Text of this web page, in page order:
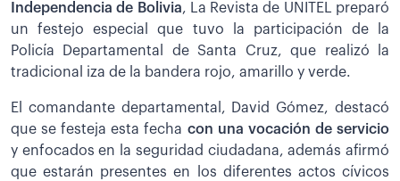
Independencia de Bolivia, La Revista de UNITEL preparó
un festejo especial que tuvo la participación de la
Policía Departamental de Santa Cruz, que realizó la
tradicional iza de la bandera rojo, amarillo y verde.
El comandante departamental, David Gómez, destacó
que se festeja esta fecha con una vocación de servicio
y enfocados en la seguridad ciudadana, además afirmó
que estarán presentes en los diferentes actos cívicos